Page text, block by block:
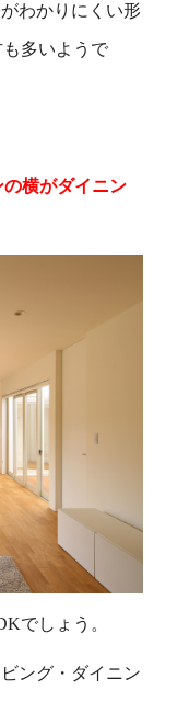
わかりにくい形
多いようで
横がダイニン
でしょう。
ング・ダイニン